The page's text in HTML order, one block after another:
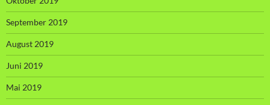
September 2019
August 2019
Juni 2019
Mai 2019